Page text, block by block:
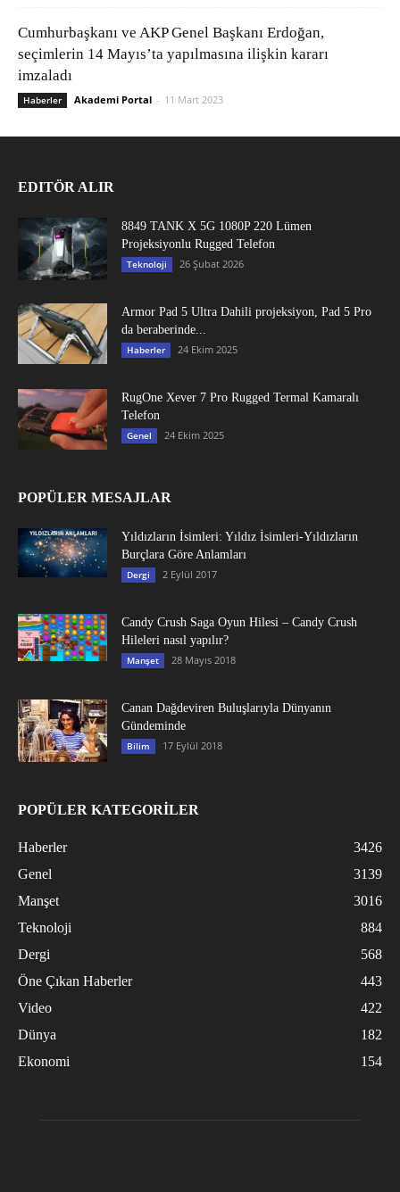
Cumhurbaşkanı ve AKP Genel Başkanı Erdoğan,
seçimlerin 14 Mayıs’ta yapılmasına ilişkin kararı
imzaladı
Haberler Akademi Portal - 11 Mart 2023
EDITÖR ALIR
8849 TANK X 5G 1080P 220 Lümen
Projeksiyonlu Rugged Telefon
Teknoloji 26 Şubat 2026
Armor Pad 5 Ultra Dahili projeksiyon, Pad 5 Pro
da beraberinde...
Haberler 24 Ekim 2025
RugOne Xever 7 Pro Rugged Termal Kamaralı
Telefon
Genel 24 Ekim 2025
POPÜLER MESAJLAR
Yıldızların İsimleri: Yıldız İsimleri-Yıldızların
Burçlara Göre Anlamları
Dergi 2 Eylül 2017
Candy Crush Saga Oyun Hilesi – Candy Crush
Hileleri nasıl yapılır?
Manşet 28 Mayıs 2018
Canan Dağdeviren Buluşlarıyla Dünyanın
Gündeminde
Bilim 17 Eylül 2018
POPÜLER KATEGORİLER
Haberler
3426
Genel
3139
Manşet
3016
Teknoloji
884
Dergi
568
Öne Çıkan Haberler
443
Video
422
Dünya
182
Ekonomi
154